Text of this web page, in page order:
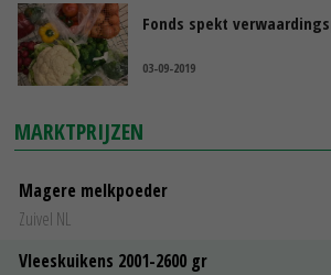
Fonds spekt
03-09-2019
MARKTPRIJZEN
Magere melkpoeder
Zuivel NL
Vleeskuikens 2001-2600 gr